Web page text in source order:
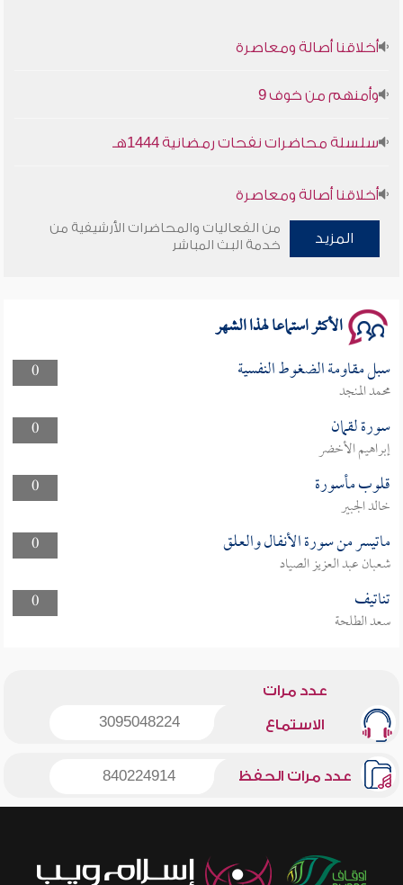
أخلاقنا أصالة ومعاصرة
وأمنهم من خوف 9
سلسلة محاضرات نفحات رمضانية 1444هـ
أخلاقنا أصالة ومعاصرة
وأمنهم من خوف 9
المزيد
من الفعاليات والمحاضرات الأرشيفية من
خدمة البث المباشر
الأكثر استماعا لهذا الشهر
0 سبل مقاومة الضغوط النفسية
محمد المنجد
0
سورة لقمان
إبراهيم الأخضر
0
قلوب مأسورة
خالد الجبير
0
ماتيسر من سورة الأنفال والعلق
شعبان عبد العزيز الصياد
0
تناتيف
سعد الطلحة
عدد مرات
الاستماع 3095048224
عدد مرات الحفظ 840224914